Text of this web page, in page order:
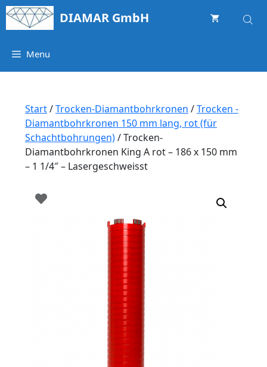
Springe
zum
DIAMAR GmbH
Menu
Start/Trocken-Diamantbohrkronen /Trocken -
Diamantbohrkronen 150 mm lang, rot (für
Schachtbohrungen)/ Trocken-
Diamantbohrkronen King A rot – 186 x 150 mm
– 1 1/4″ – Lasergeschweisst